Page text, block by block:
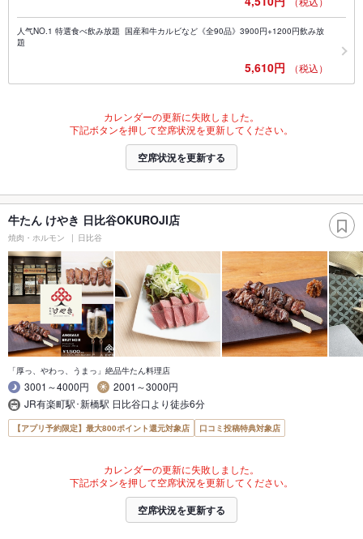
人气NO.1 特選食べ飲み放題 国産和牛カルビなど《全90品》3900円+1200円飲み放
題
5,610円 （税込）
カレンダーの更新に失敗しました。
下記ボタンを押して空席状況を更新してください。
空席状況を更新する
牛たん けやき 日比谷OKUROJI店
焼肉・ホルモン 日比谷
「厚っ、やわっ、うまっ」絶品牛たん料理店
3001～4000円
2001～3000円
JR有楽町駅･新橋駅 日比谷口より徒歩6分
【アプリ予約限定】最大800ポイント還元対象店 口コミ投稿特典対象店
カレンダーの更新に失敗しました。
下記ボタンを押して空席状況を更新してください。
空席状況を更新する